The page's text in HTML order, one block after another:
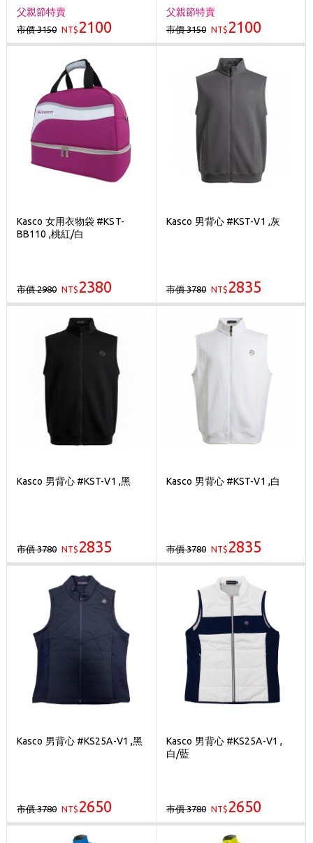
父親節特賣
市價 3150 NT$ 2100
父親節特賣
市價 3150 NT$ 2100
Kasco 女用衣物袋 #KST-
BB110 ,桃紅/白
市價 2980 NT$ 2380
Kasco 男背心 #KST-V1 ,灰
市價 3780 NT$ 2835
Kasco 男背心 #KST-V1 ,黑
市價 3780 NT$ 2835
Kasco 男背心 #KST-V1 ,白
市價 3780 NT$ 2835
Kasco 男背心 #KS25A-V1 ,黑
市價 3780 NT$ 2650
Kasco 男背心 #KS25A-V1 ,
白/藍
市價 3780 NT$ 2650